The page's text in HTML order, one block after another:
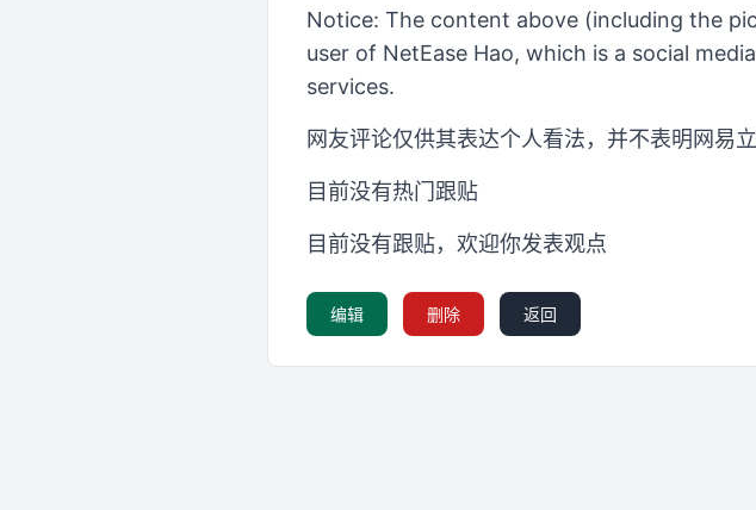
Notice: The content above (including the
user of NetEase Hao, which is a social
services.
网友评论仅供其表达个人看法，并不表明网易立
目前没有热门跟贴
目前没有跟贴，欢迎你发表观点
编辑 删除 返回